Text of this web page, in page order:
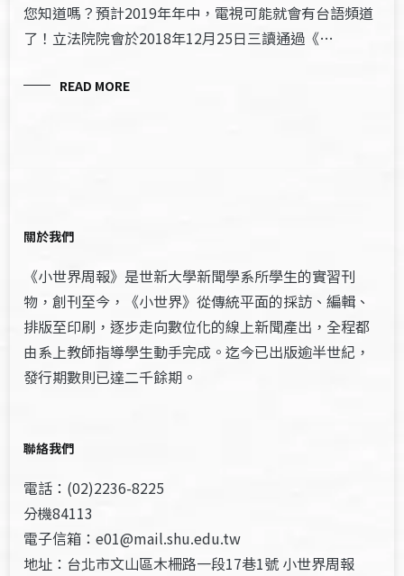
您知道嗎？預計2019年年中，電視可能就會有台語頻道
了！立法院院會於2018年12月25日三讀通過《…
READ MORE
關於我們
《小世界周報》是世新大學新聞學系所學生的實習刊
物，創刊至今，《小世界》從傳統平面的採訪、編輯、
排版至印刷，逐步走向數位化的線上新聞產出，全程都
由系上教師指導學生動手完成。迄今已出版逾半世紀，
發行期數則已達二千餘期。
聯絡我們
電話：(02)2236-8225
分機84113
電子信箱：e01@mail.shu.edu.tw
地址：台北市文山區木柵路一段17巷1號 小世界周報